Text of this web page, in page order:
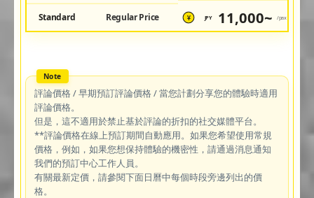
Standard Regular Price ¥ JPY 11,000~ /pax
評論價格 / 早期預訂評論價格 / 當您計劃分享您的體驗時適用
評論價格。
但是，這不適用於禁止基於評論的折扣的社交媒體平台。
**評論價格在線上預訂期間自動應用。如果您希望使用常規
價格，例如，如果您想保持體驗的機密性，請通過消息通知
我們的預訂中心工作人員。
有關最新定價，請參閱下面日曆中每個時段旁邊列出的價
格。